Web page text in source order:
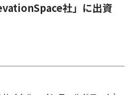
社」に出資